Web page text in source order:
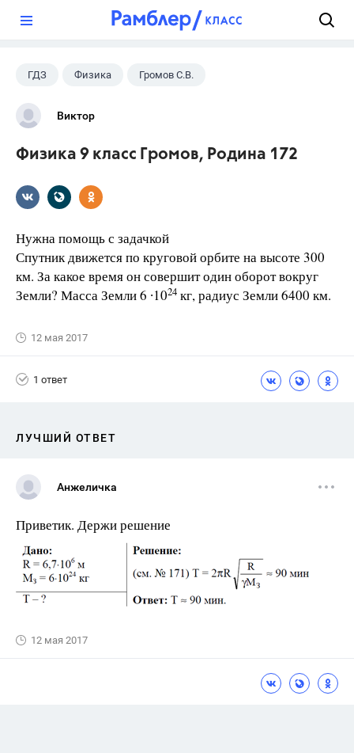
ГДЗ Физика Громов С.В.
Родина Н.А.
Виктор
Физика 9 класс Громов, Родина 172
Нужна помощь с задачкой
Спутник движется по круговой орбите на высоте 300
км. За какое время он совершит один оборот вокруг
Земли? Масса Земли 6 ∙1024 кг, радиус Земли 6400 км.
12 мая 2017
1 ответ
ЛУЧШИЙ ОТВЕТ
Анжеличка
Приветик. Держи решение
12 мая 2017